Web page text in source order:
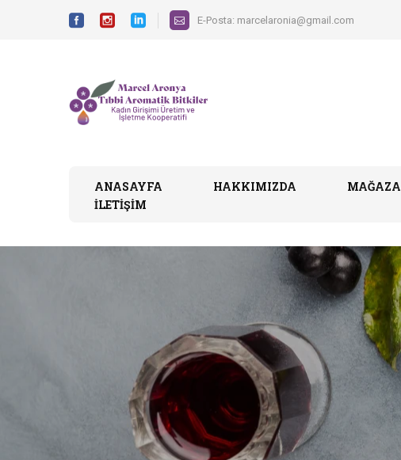
E-Posta: marcelaronia@gmail.com
ANASAYFA HAKKIMIZDA MAĞAZA
İLETIŞIM